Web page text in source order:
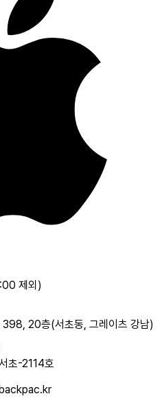
제외)
398, 20층(서초동, 그레이츠 강남)
초-2114호